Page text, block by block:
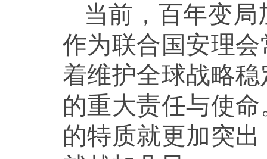
当前，百年变
作为联合国安理
着维护全球战略
的重大责任与使
的特质就更加突